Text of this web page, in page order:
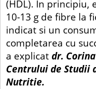
(HDL). In principiu,
10-13 g de fibre la
indicat si un
completarea cu
a explicatdr.
Centrului de Studii
Nutritie.